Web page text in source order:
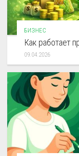
БИЗНЕС
Как работает
09.04.2026